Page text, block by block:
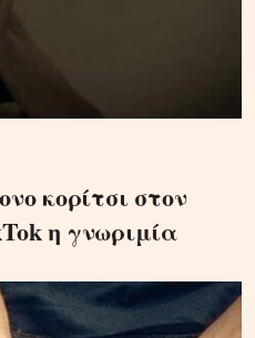
κορίτσι στον
η γνωριμία